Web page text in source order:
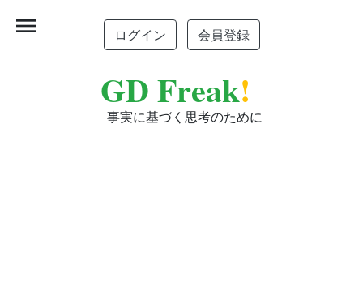
ログイン 会員登録
GD Freak!
事実に基づく思考のために
menu